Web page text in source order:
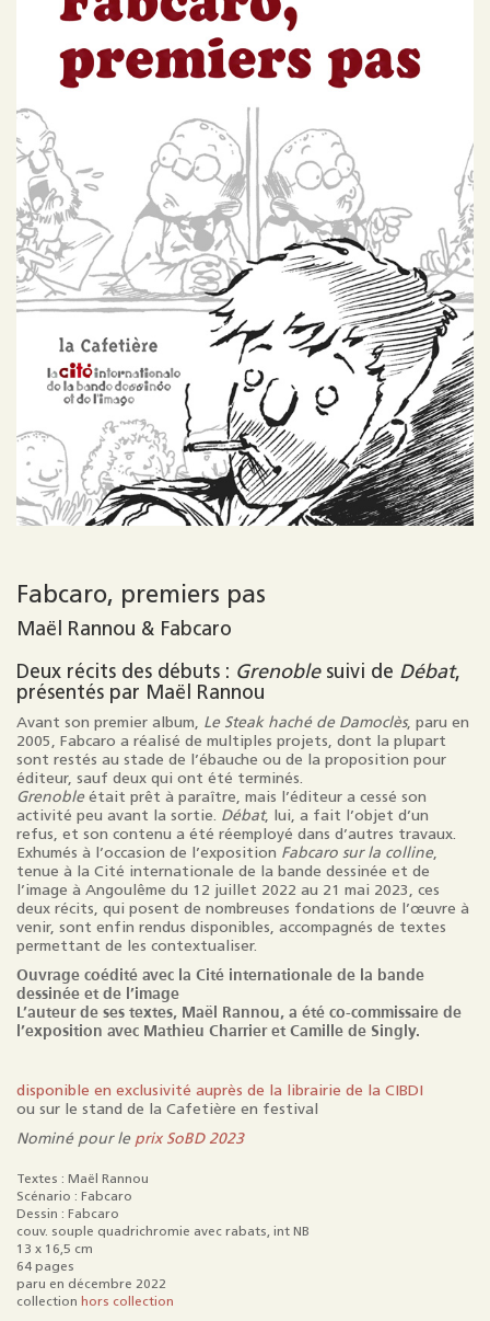
Fabcaro, premiers pas
Maël Rannou & Fabcaro
Deux récits des débuts : Grenoblesuivi de Débat,
présentés par Maël Rannou
Avant son premier album, Le Steak haché de Damoclès, paru en
2005, Fabcaro a réalisé de multiples projets, dont la plupart
sont restés au stade de l’ébauche ou de la proposition pour
éditeur, sauf deux qui ont été terminés.
Grenobleétait prêt à paraître, mais l’éditeur a cessé son
activité peu avant la sortie. Débat, lui, a fait l’objet d’un
refus, et son contenu a été réemployé dans d’autres travaux.
Exhumés à l’occasion de l’exposition Fabcaro sur la colline,
tenue à la Cité internationale de la bande dessinée et de
l’image à Angoulême du 12 juillet 2022 au 21 mai 2023, ces
deux récits, qui posent de nombreuses fondations de l’œuvre à
venir, sont enfin rendus disponibles, accompagnés de textes
permettant de les contextualiser.
Ouvrage coédité avec la Cité internationale de la bande
dessinée et de l’image
L’auteur de ses textes, Maël Rannou, a été co-commissaire de
l’exposition avec Mathieu Charrier et Camille de Singly.
disponible en exclusivité auprès de la librairie de la CIBDI
ou sur le stand de la Cafetière en festival
Nominé pour le prix SoBD 2023
Textes : Maël Rannou
Scénario : Fabcaro
Dessin : Fabcaro
couv. souple quadrichromie avec rabats, int NB
13 x 16,5 cm
64 pages
paru en décembre 2022
collection hors collection